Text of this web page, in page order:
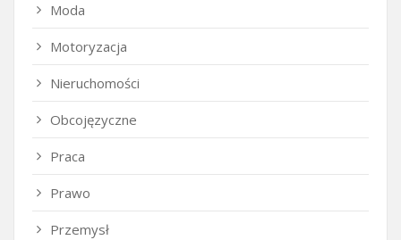
Moda
Motoryzacja
Nieruchomości
Obcojęzyczne
Praca
Prawo
Przemysł